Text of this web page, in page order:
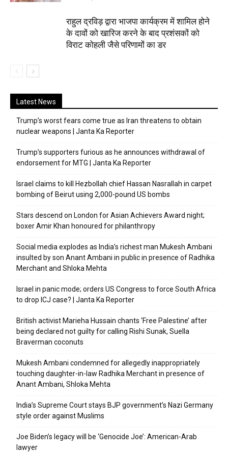
राहुल द्रविड़ द्वारा भाजपा कार्यक्रम में शामिल होने
के दावों को खारिज करने के बाद प्रशंसकों को
विराट कोहली जैसे परिणामों का डर
Latest News
Trump’s worst fears come true as Iran threatens to obtain
nuclear weapons | Janta Ka Reporter
Trump’s supporters furious as he announces withdrawal of
endorsement for MTG | Janta Ka Reporter
Israel claims to kill Hezbollah chief Hassan Nasrallah in carpet
bombing of Beirut using 2,000-pound US bombs
Stars descend on London for Asian Achievers Award night;
boxer Amir Khan honoured for philanthropy
Social media explodes as India’s richest man Mukesh Ambani
insulted by son Anant Ambani in public in presence of Radhika
Merchant and Shloka Mehta
Israel in panic mode; orders US Congress to force South Africa
to drop ICJ case? | Janta Ka Reporter
British activist Marieha Hussain chants ‘Free Palestine’ after
being declared not guilty for calling Rishi Sunak, Suella
Braverman coconuts
Mukesh Ambani condemned for allegedly inappropriately
touching daughter-in-law Radhika Merchant in presence of
Anant Ambani, Shloka Mehta
India’s Supreme Court stays BJP government’s Nazi Germany
style order against Muslims
Joe Biden’s legacy will be ‘Genocide Joe’: American-Arab
lawyer